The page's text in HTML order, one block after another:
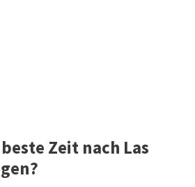
Zeit nach Las